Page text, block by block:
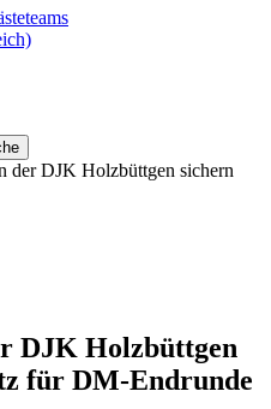
der DJK Holzbüttgen sichern
DJK Holzbüttgen
für DM-Endrunde